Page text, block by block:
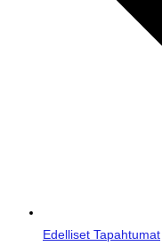
Edelliset Tapahtumat